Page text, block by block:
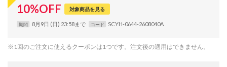
10%OFF 対象商品を見る
期間 8月9日 (日) 23:58まで コード SCYH-0644-2608040A
※1回のご注文に使えるクーポンは1つです。注文後の適用はできません。